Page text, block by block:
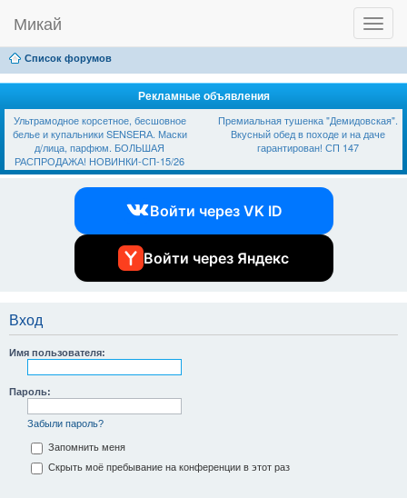
T
o
g
l
n
a
v
g
Микай
Ссылки Вход
Список форумов
Рекламные объявления
Ультрамодное корсетное, бесшовное
белье и купальники SЕNSЕRА. Маски
д/лица, парфюм. БОЛЬШАЯ
РАСПРОДАЖА! НОВИНКИ-СП-15/26
Премиальная тушенка "Демидовская".
Вкусный обед в походе и на даче
гарантирован! СП 147
Войти через VK ID
Войти через Яндекс
Вход
Имя пользователя:
Пароль:
Забыли пароль?
Запомнить меня
Скрыть моё пребывание на конференции в этот раз